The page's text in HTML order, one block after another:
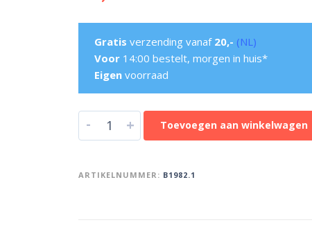
Gratis verzending vanaf 20,- (NL)
Voor 14:00 bestelt, morgen in huis*
Eigen voorraad
- + Toevoegen aan winkelwagen
ARTIKELNUMMER: B1982.1